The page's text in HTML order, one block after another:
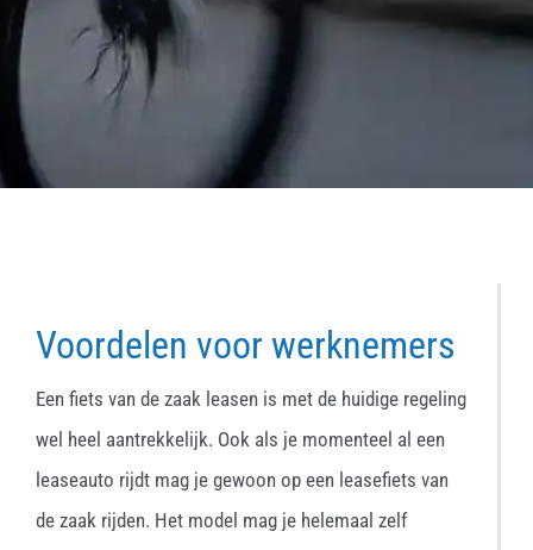
Voordelen voor werknemers
Een fiets van de zaak leasen is met de huidige regeling
wel heel aantrekkelijk. Ook als je momenteel al een
leaseauto rijdt mag je gewoon op een leasefiets van
de zaak rijden. Het model mag je helemaal zelf